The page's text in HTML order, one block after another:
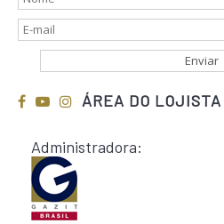
ÁREA DO LOJISTA
Administradora: